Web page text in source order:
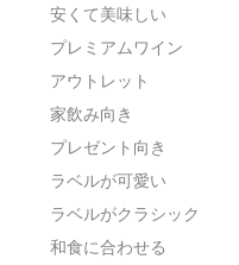
安くて美味しい
プレミアムワイン
アウトレット
家飲み向き
プレゼント向き
ラベルが可愛い
ラベルがクラシック
和食に合わせる